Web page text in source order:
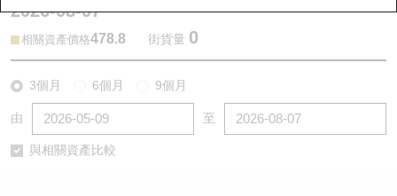
2026-08-07
相關資產價格478.8 街貨量 0
3個月 6個月 9個月
由 至
與相關資產比較
認股證分析儀
認股證/牛熊證日誌
新發行瑞銀牛熊證
牛熊證到期結算價查詢
街貨統計
科指成份股
中資ETFs溢價比較
牛熊證投資者教育